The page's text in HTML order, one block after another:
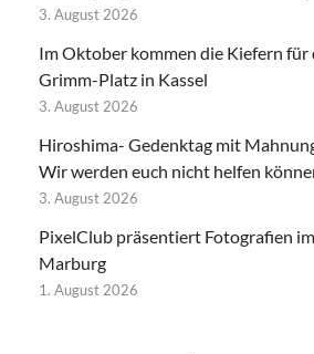
3. August 2026
Im Oktober kommen die Kiefern für
Grimm-Platz in Kassel
3. August 2026
Hiroshima- Gedenktag mit
Wir werden euch nicht helfen
3. August 2026
PixelClub präsentiert Fotografien
Marburg
1. August 2026